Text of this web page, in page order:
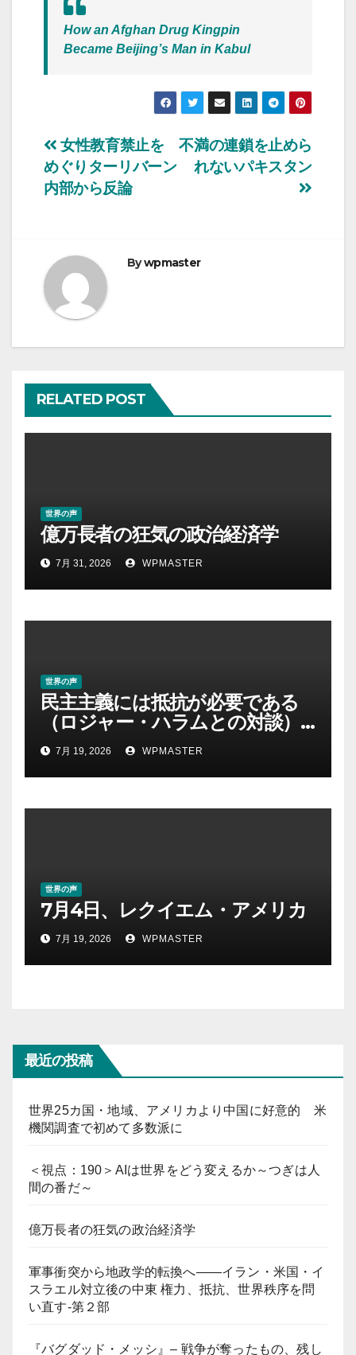
How an Afghan Drug Kingpin
Became Beijing’s Man in Kabul
投
稿
ビ
ゲ
ー
シ
ョ
ン
不満の連鎖を止めら
れないパキスタン
女性教育禁止を
めぐりターリバーン
内部から反論
Bywpmaster
RELATED POST
世界の声
億万長者の狂気の政治経済学
7月 31, 2026 WPMASTER
世界の声
民主主義には抵抗が必要である
（ロジャー・ハラムとの対談）
｜クリス・ヘッジズ・レポート
7月 19, 2026 WPMASTER
世界の声
7月4日、レクイエム・アメリカ
7月 19, 2026 WPMASTER
最近の投稿
世界25カ国・地域、アメリカより中国に好意的 米
機関調査で初めて多数派に
＜視点：190＞AIは世界をどう変えるか～つぎは人
間の番だ～
億万長者の狂気の政治経済学
軍事衝突から地政学的転換へ――イラン・米国・イ
スラエル対立後の中東 権力、抵抗、世界秩序を問
い直す-第２部
『バグダッド・メッシ』– 戦争が奪ったもの、残し